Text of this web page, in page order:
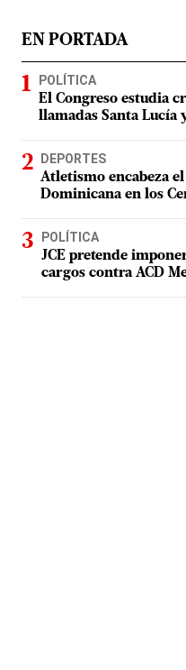
EN PORTADA
POLÍTICA
El Congreso estudia
llamadas Santa Lucía
DEPORTES
Atletismo encabeza
Dominicana en los
POLÍTICA
JCE pretende
cargos contra ACD